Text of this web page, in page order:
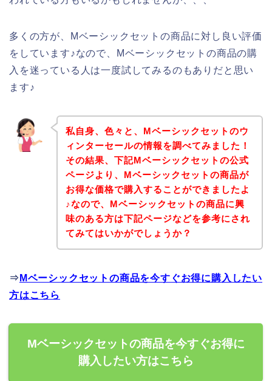
多くの方が、Mベーシックセットの商品に対し良い評価
をしています♪なので、Mベーシックセットの商品の購
入を迷っている人は一度試してみるのもありだと思い
ます♪
私自身、色々と、Mベーシックセットのウ
ィンターセールの情報を調べてみました！
その結果、下記Mベーシックセットの公式
ページより、Mベーシックセットの商品が
お得な価格で購入することができましたよ
♪なので、Mベーシックセットの商品に興
味のある方は下記ページなどを参考にされ
てみてはいかがでしょうか？
⇒ Mベーシックセットの商品を今すぐお得に購入したい
方はこちら
Mベーシックセットの商品を今すぐお得に
購入したい方はこちら